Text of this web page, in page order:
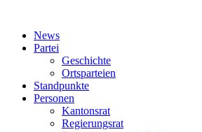
News
Partei
Geschichte
Ortsparteien
Standpunkte
Personen
Kantonsrat
Regierungsrat